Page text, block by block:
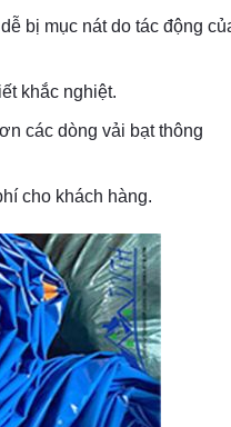
bị mục nát do tác động
khắc nghiệt.
các dòng vải bạt thông
cho khách hàng.